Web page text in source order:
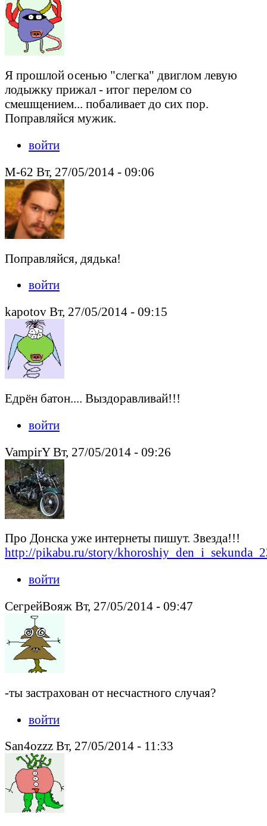
Я прошлой осенью "слегка" двиглом левую
лодыжку прижал - итог перелом со
смешщением... побаливает до сих пор.
Поправляйся мужик.
войти
M-62 Вт, 27/05/2014 - 09:06
Поправляйся, дядька!
войти
kapotov Вт, 27/05/2014 - 09:15
Едрён батон.... Выздоравливай!!!
войти
VampirY Вт, 27/05/2014 - 09:26
Про Донска уже интернеты пишут. Звезда!!!
http://pikabu.ru/story/
войти
СегрейВояж Вт, 27/05/2014 - 09:47
-ты застрахован от несчастного случая?
войти
San4ozzz Вт, 27/05/2014 - 11:33